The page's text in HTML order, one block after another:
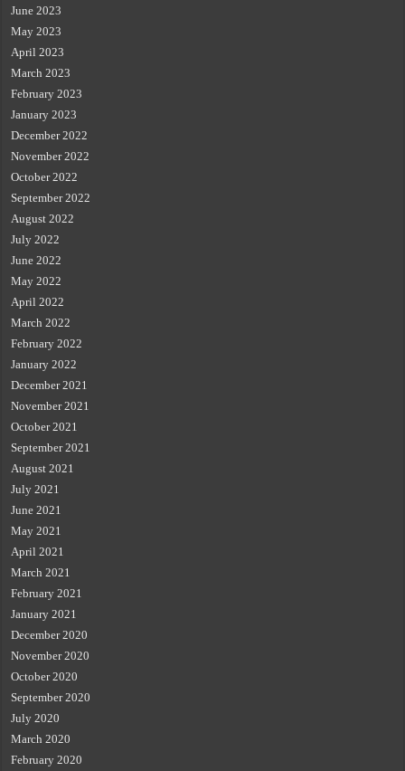
June 2023
May 2023
April 2023
March 2023
February 2023
January 2023
December 2022
November 2022
October 2022
September 2022
August 2022
July 2022
June 2022
May 2022
April 2022
March 2022
February 2022
January 2022
December 2021
November 2021
October 2021
September 2021
August 2021
July 2021
June 2021
May 2021
April 2021
March 2021
February 2021
January 2021
December 2020
November 2020
October 2020
September 2020
July 2020
March 2020
February 2020